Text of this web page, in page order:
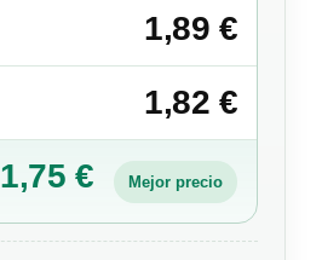
1,89 €
1,82 €
1,75 € Mejor precio